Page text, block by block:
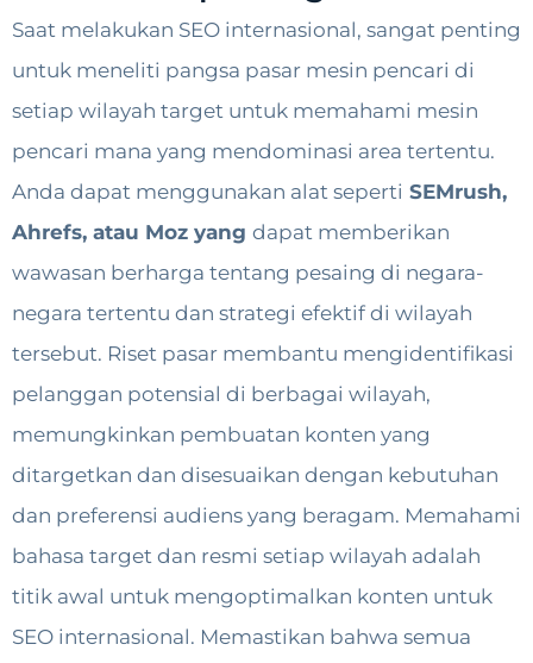
Saat melakukan SEO internasional, sangat penting
untuk meneliti pangsa pasar mesin pencari di
setiap wilayah target untuk memahami mesin
pencari mana yang mendominasi area tertentu.
Anda dapat menggunakan alat seperti SEMrush,
Ahrefs, atau Moz yang dapat memberikan
wawasan berharga tentang pesaing di negara-
negara tertentu dan strategi efektif di wilayah
tersebut. Riset pasar membantu mengidentifikasi
pelanggan potensial di berbagai wilayah,
memungkinkan pembuatan konten yang
ditargetkan dan disesuaikan dengan kebutuhan
dan preferensi audiens yang beragam. Memahami
bahasa target dan resmi setiap wilayah adalah
titik awal untuk mengoptimalkan konten untuk
SEO internasional. Memastikan bahwa semua